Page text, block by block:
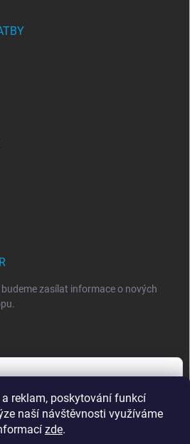
reklam, poskytování funkcí
naší návštěvnosti využíváme
zde.
zasílat informace o nových
osobních údajů